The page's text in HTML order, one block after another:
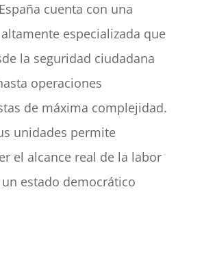
cuenta con una
especializada que
la seguridad ciudadana
operaciones
de máxima complejidad.
unidades permite
el alcance real de la labor
estado democrático